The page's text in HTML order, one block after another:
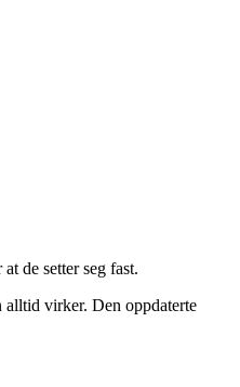
de setter seg fast.
alltid virker. Den oppdaterte